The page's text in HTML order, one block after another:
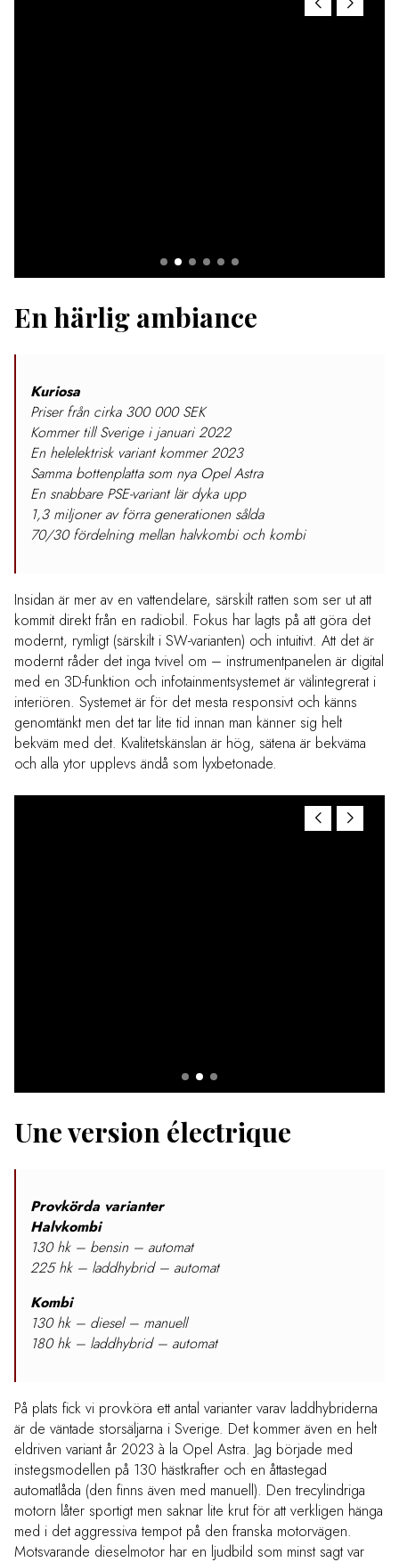
En härlig ambiance
Kuriosa
Priser från cirka 300 000 SEK
Kommer till Sverige i januari 2022
En helelektrisk variant kommer 2023
Samma bottenplatta som nya Opel Astra
En snabbare PSE-variant lär dyka upp
1,3 miljoner av förra generationen sålda
70/30 fördelning mellan halvkombi och kombi
Insidan är mer av en vattendelare, särskilt ratten som ser ut att
kommit direkt från en radiobil. Fokus har lagts på att göra det
modernt, rymligt (särskilt i SW-varianten) och intuitivt. Att det är
modernt råder det inga tvivel om – instrumentpanelen är digital
med en 3D-funktion och infotainmentsystemet är välintegrerat i
interiören. Systemet är för det mesta responsivt och känns
genomtänkt men det tar lite tid innan man känner sig helt
bekväm med det. Kvalitetskänslan är hög, sätena är bekväma
och alla ytor upplevs ändå som lyxbetonade.
Une version électrique
Provkörda varianter
Halvkombi
130 hk – bensin – automat
225 hk – laddhybrid – automat
Kombi
130 hk – diesel – manuell
180 hk – laddhybrid – automat
På plats fick vi provköra ett antal varianter varav laddhybriderna
är de väntade storsäljarna i Sverige. Det kommer även en helt
eldriven variant år 2023 à la Opel Astra. Jag började med
instegsmodellen på 130 hästkrafter och en åttastegad
automatlåda (den finns även med manuell). Den trecylindriga
motorn låter sportigt men saknar lite krut för att verkligen hänga
med i det aggressiva tempot på den franska motorvägen.
Motsvarande dieselmotor har en ljudbild som minst sagt var